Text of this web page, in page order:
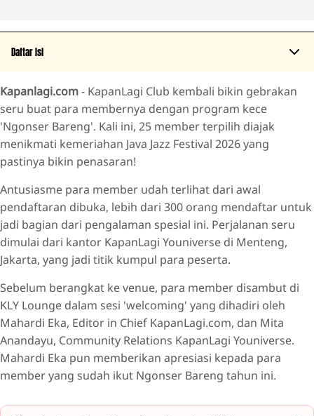
Daftar Isi
Dari Menteng ke PIK 2: Serunya Perjalanan dan Festival!
Lebih dari Sekadar Nonton Konser: Bangun Koneksi dan
Kenangan!
Kapanlagi.com- KapanLagi Club kembali bikin gebrakan
seru buat para membernya dengan program kece
'Ngonser Bareng'. Kali ini, 25 member terpilih diajak
menikmati kemeriahan Java Jazz Festival 2026 yang
pastinya bikin penasaran!
Antusiasme para member udah terlihat dari awal
pendaftaran dibuka, lebih dari 300 orang mendaftar untuk
jadi bagian dari pengalaman spesial ini. Perjalanan seru
dimulai dari kantor KapanLagi Youniverse di Menteng,
Jakarta, yang jadi titik kumpul para peserta.
Sebelum berangkat ke venue, para member disambut di
KLY Lounge dalam sesi 'welcoming' yang dihadiri oleh
Mahardi Eka, Editor in Chief KapanLagi.com, dan Mita
Anandayu, Community Relations KapanLagi Youniverse.
Mahardi Eka pun memberikan apresiasi kepada para
member yang sudah ikut Ngonser Bareng tahun ini.